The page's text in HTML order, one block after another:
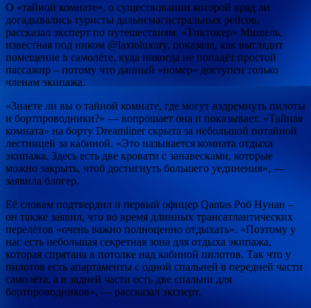
О «тайной комнате», о существовании которой вряд ли
догадывались туристы дальнемагистральных рейсов,
рассказал эксперт по путешествиям. «Тиктокер» Мишель,
известная под ником @laxtoluxury, показала, как выглядит
помещение в самолёте, куда никогда не попадёт простой
пассажир – потому что данный «номер» доступен только
членам экипажа.
«Знаете ли вы о тайной комнате, где могут вздремнуть пилоты
и бортпроводники?» — вопрошает она и показывает. «Тайная
комната» на борту Dreamliner скрыта за небольшой потайной
лестницей за кабиной. «Это называется комната отдыха
экипажа. Здесь есть две кровати с занавесками, которые
можно закрыть, чтоб достигнуть большего уединения», —
заявила блогер.
Её словам подтвердил и первый офицер Qantas Роб Нунан –
он также заявил, что во время длинных трансатлантических
перелётов «очень важно полноценно отдыхать». «Поэтому у
нас есть небольшая секретная зона для отдыха экипажа,
которая спрятана в потолке над кабиной пилотов. Так что у
пилотов есть апартаменты с одной спальней в передней части
самолёта, а в задней части есть две спальни для
бортпроводников», — рассказал эксперт.